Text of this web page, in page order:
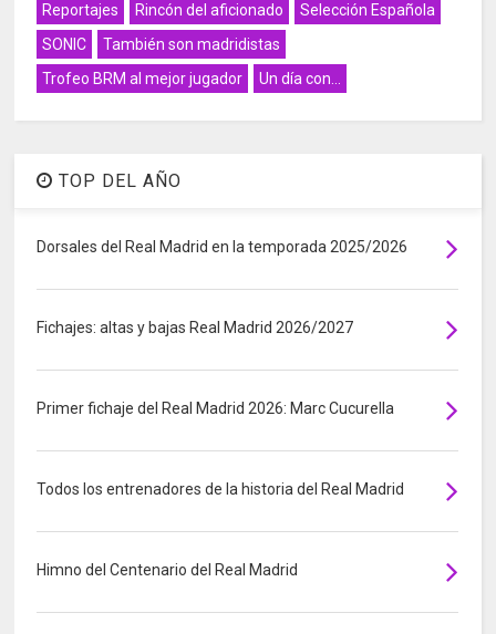
Reportajes
Rincón del aficionado
Selección Española
SONIC
También son madridistas
Trofeo BRM al mejor jugador
Un día con...
TOP DEL AÑO
Dorsales del Real Madrid en la temporada 2025/2026
Fichajes: altas y bajas Real Madrid 2026/2027
Primer fichaje del Real Madrid 2026: Marc Cucurella
Todos los entrenadores de la historia del Real Madrid
Himno del Centenario del Real Madrid